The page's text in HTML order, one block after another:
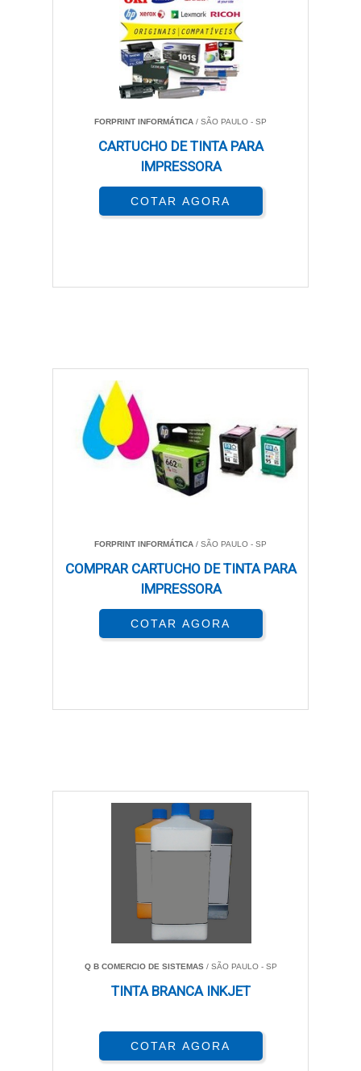
FORPRINT INFORMÁTICA / SÃO PAULO - SP
CARTUCHO DE TINTA PARA
IMPRESSORA
COTAR AGORA
FORPRINT INFORMÁTICA / SÃO PAULO - SP
COMPRAR CARTUCHO DE TINTA PARA
IMPRESSORA
COTAR AGORA
Q B COMERCIO DE SISTEMAS / SÃO PAULO - SP
TINTA BRANCA INKJET
COTAR AGORA